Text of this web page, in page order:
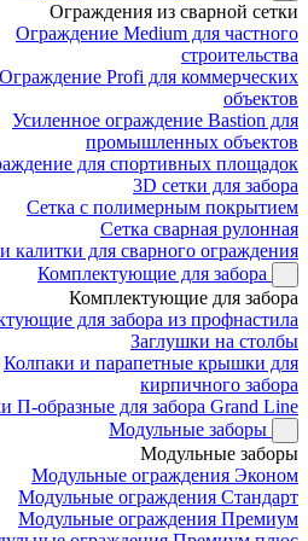
Ограждения из сварной сетки
Ограждение Medium для частного
строительства
Ограждение Profi для коммерческих
объектов
Усиленное ограждение Bastion для
промышленных объектов
для спортивных площадок
3D сетки для забора
Сетка с полимерным покрытием
Сетка сварная рулонная
калитки для сварного ограждения
Комплектующие для забора
Комплектующие для забора
для забора из профнастила
Заглушки на столбы
Колпаки и парапетные крышки для
кирпичного забора
П-образные для забора Grand Line
Модульные заборы
Модульные заборы
Модульные ограждения Эконом
Модульные ограждения Стандарт
Модульные ограждения Премиум